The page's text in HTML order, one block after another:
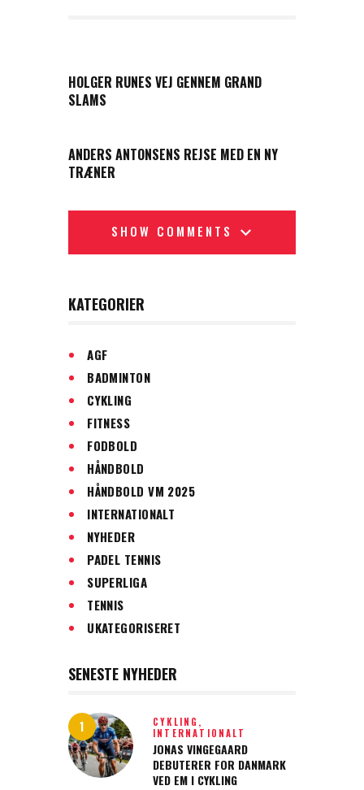
HOLGER RUNES VEJ GENNEM GRAND
SLAMS
ANDERS ANTONSENS REJSE MED EN NY
TRÆNER
SHOW COMMENTS
KATEGORIER
AGF
BADMINTON
CYKLING
FITNESS
FODBOLD
HÅNDBOLD
HÅNDBOLD VM 2025
INTERNATIONALT
NYHEDER
PADEL TENNIS
SUPERLIGA
TENNIS
UKATEGORISERET
SENESTE NYHEDER
CYKLING,
INTERNATIONALT
JONAS VINGEGAARD
DEBUTERER FOR DANMARK
VED EM I CYKLING